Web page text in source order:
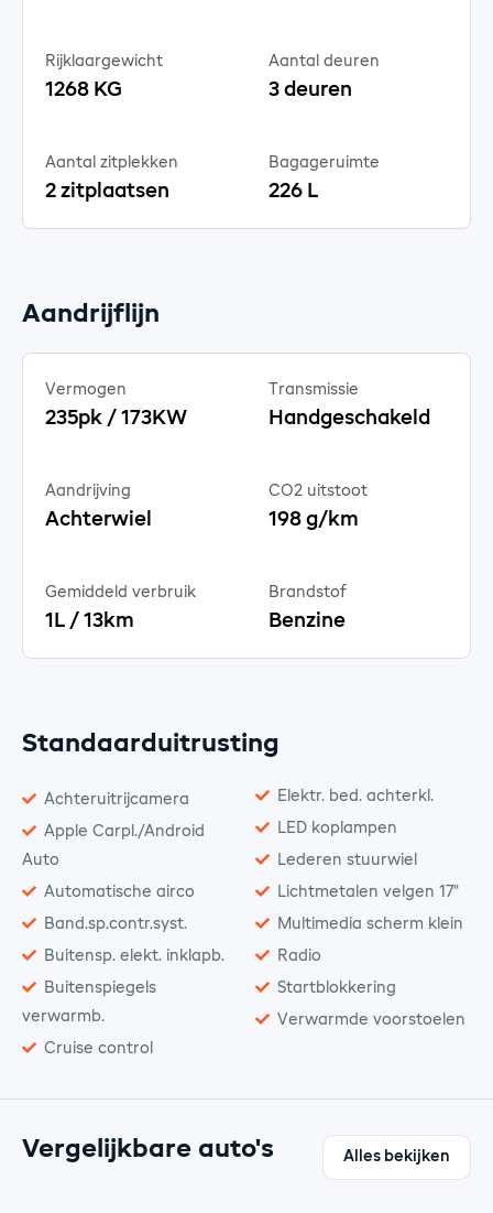
Rijklaargewicht
1268 KG
Aantal deuren
3 deuren
Aantal zitplekken
2 zitplaatsen
Bagageruimte
226 L
Aandrijflijn
Vermogen
235pk / 173KW
Transmissie
Handgeschakeld
Aandrijving
Achterwiel
CO2 uitstoot
198 g/km
Gemiddeld verbruik
1L / 13km
Brandstof
Benzine
Standaarduitrusting
Achteruitrijcamera
Apple Carpl./Android
Auto
Automatische airco
Band.sp.contr.syst.
Buitensp. elekt. inklapb.
Buitenspiegels
verwarmb.
Cruise control
Elektr. bed. achterkl.
LED koplampen
Lederen stuurwiel
Lichtmetalen velgen 17"
Multimedia scherm klein
Radio
Startblokkering
Verwarmde voorstoelen
Vergelijkbare auto's Alles bekijken